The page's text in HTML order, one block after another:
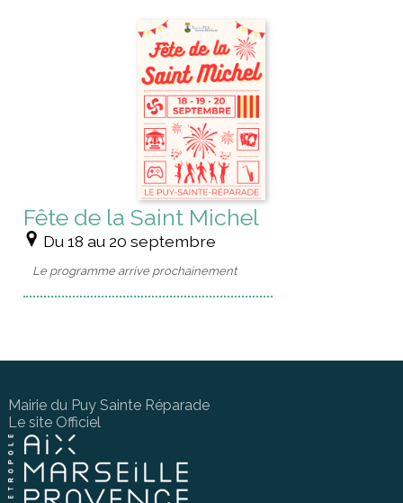
Fête de la Saint Michel
Du 18 au 20 septembre
Le programme arrive prochainement
Mairie du Puy Sainte Réparade
Le site Officiel